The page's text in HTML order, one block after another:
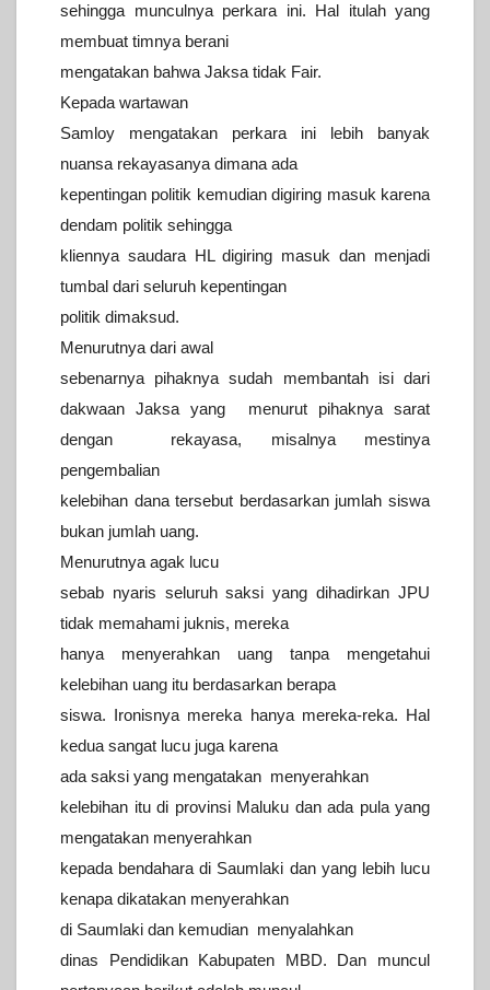
sehingga munculnya perkara ini. Hal itulah yang
membuat timnya berani
mengatakan bahwa Jaksa tidak Fair.
Kepada wartawan
Samloy mengatakan perkara ini lebih banyak
nuansa rekayasanya dimana ada
kepentingan politik kemudian digiring masuk karena
dendam politik sehingga
kliennya saudara HL digiring masuk dan menjadi
tumbal dari seluruh kepentingan
politik dimaksud.
Menurutnya dari awal
sebenarnya pihaknya sudah membantah isi dari
dakwaan Jaksa yang menurut pihaknya sarat
dengan rekayasa, misalnya mestinya
pengembalian
kelebihan dana tersebut berdasarkan jumlah siswa
bukan jumlah uang.
Menurutnya agak lucu
sebab nyaris seluruh saksi yang dihadirkan JPU
tidak memahami juknis, mereka
hanya menyerahkan uang tanpa mengetahui
kelebihan uang itu berdasarkan berapa
siswa. Ironisnya mereka hanya mereka-reka. Hal
kedua sangat lucu juga karena
ada saksi yang mengatakan menyerahkan
kelebihan itu di provinsi Maluku dan ada pula yang
mengatakan menyerahkan
kepada bendahara di Saumlaki dan yang lebih lucu
kenapa dikatakan menyerahkan
di Saumlaki dan kemudian menyalahkan
dinas Pendidikan Kabupaten MBD. Dan muncul